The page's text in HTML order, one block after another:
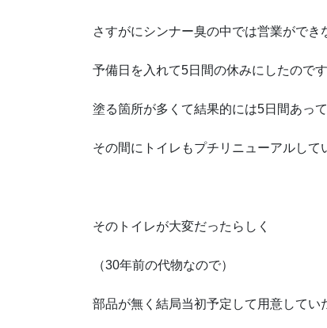
さすがにシンナー臭の中では営業ができ
予備日を入れて5日間の休みにしたのです
塗る箇所が多くて結果的には5日間あっ
その間にトイレもプチリニューアルして
そのトイレが大変だったらしく
（30年前の代物なので）
部品が無く結局当初予定して用意してい